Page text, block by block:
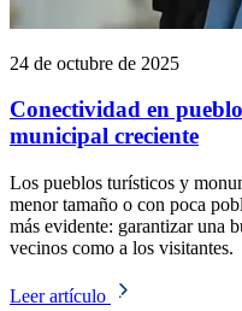
24 de octubre de 2025
Conectividad en
municipal creciente
Los pueblos turísticos y
menor tamaño o con poca
más evidente: garantizar una
vecinos como a los visitantes.
Leer artículo